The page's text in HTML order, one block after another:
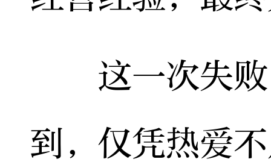
这一次失败
到，仅凭热爱